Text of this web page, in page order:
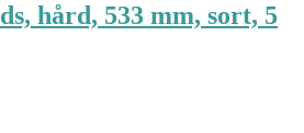
hård, 533 mm, sort, 5